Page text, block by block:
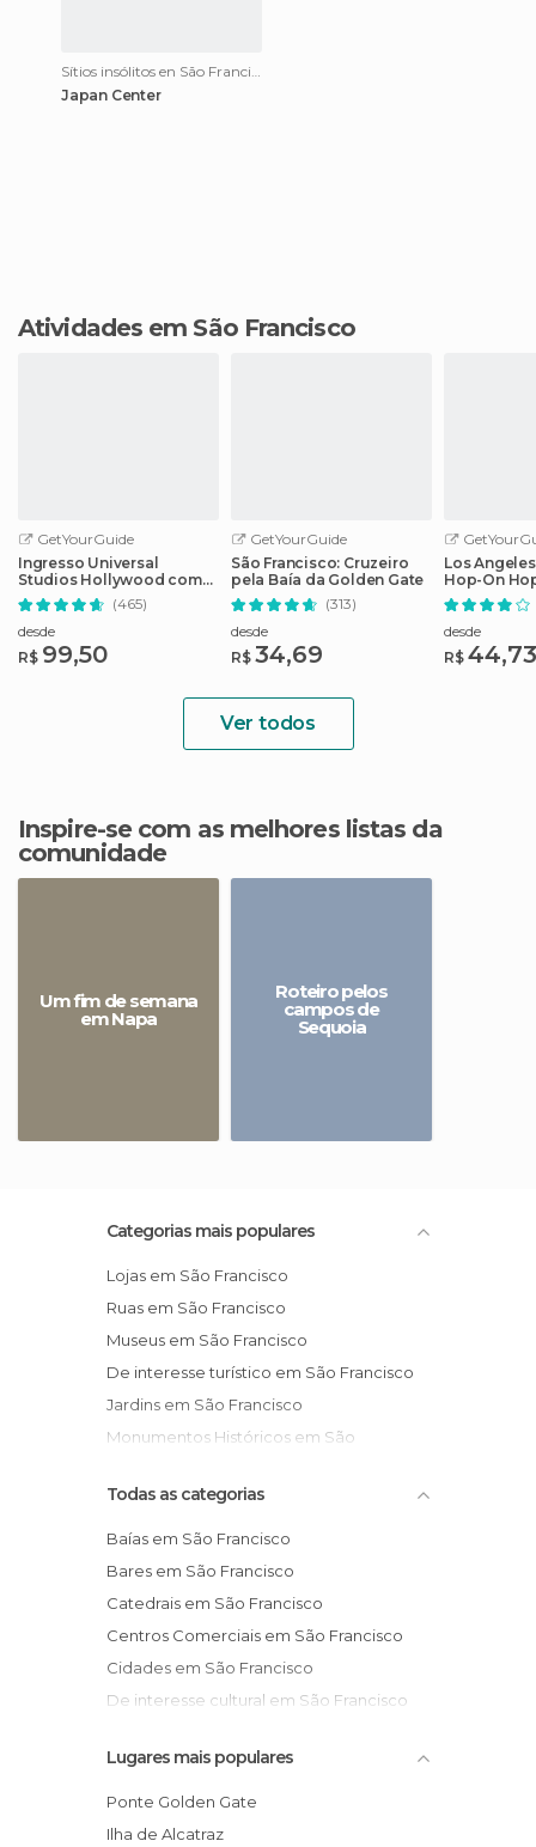
Sítios insólitos en São Francisco
Japan Center
Atividades em São Francisco
GetYourGuide
Ingresso Universal
Studios Hollywood com
Cancelamento Fácil
(465)
desde
R$ 99,50
GetYourGuide
São Francisco: Cruzeiro
pela Baía da Golden Gate
(313)
desde
R$ 34,69
Los
Hop-On
guia de
desde
R$ 44,73
Ver todos
Inspire-se com as melhores listas da
comunidade
Um fim de semana
em Napa
Roteiro pelos
campos de
Sequoia
Categorias mais populares
Lojas em São Francisco
Ruas em São Francisco
Museus em São Francisco
De interesse turístico em São Francisco
Jardins em São Francisco
Monumentos Históricos em São
Todas as categorias
Baías em São Francisco
Bares em São Francisco
Catedrais em São Francisco
Centros Comerciais em São Francisco
Cidades em São Francisco
De interesse cultural em São Francisco
Francisco
De interesse turístico em São Francisco
Festas em São Francisco
Lugares mais populares
Ponte Golden Gate
Ilha de Alcatraz